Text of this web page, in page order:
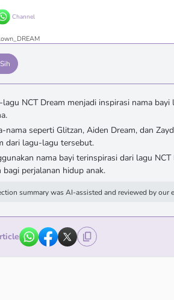
Channel
lagu NCT Dream menjadi inspirasi nama
nama seperti Glitzan, Aiden Dream, dan
dari lagu-lagu tersebut.
nama bayi terinspirasi dari lagu
bagi perjalanan hidup anak.
summary was AI-assisted and reviewed by our